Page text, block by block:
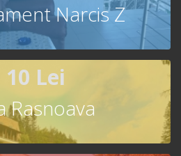
Narcis Z
10 Lei
Rasnoava